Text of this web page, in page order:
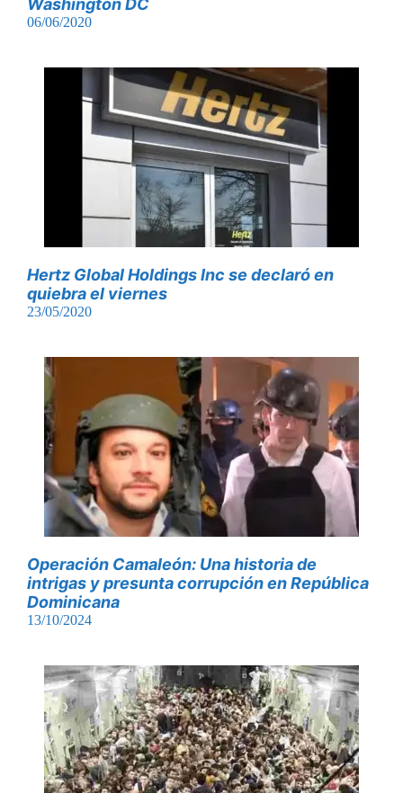
Washington DC
06/06/2020
Hertz Global Holdings Inc se declaró en
quiebra el viernes
23/05/2020
Operación Camaleón: Una historia de
intrigas y presunta corrupción en República
Dominicana
13/10/2024